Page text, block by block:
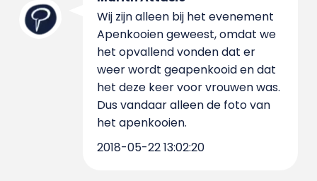
Wij zijn alleen bij het evenement
Apenkooien geweest, omdat we
het opvallend vonden dat er
weer wordt geapenkooid en dat
het deze keer voor vrouwen was.
Dus vandaar alleen de foto van
het apenkooien.
2018-05-22 13:02:20